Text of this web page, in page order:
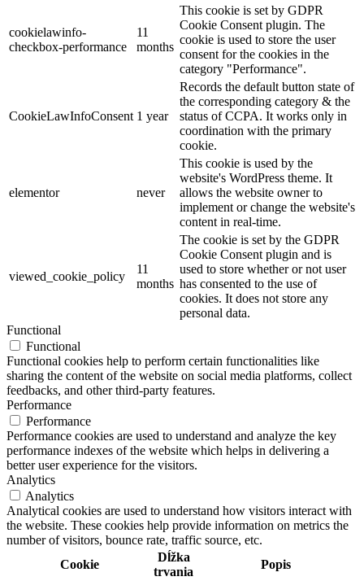
cookielawinfo-
checkbox-performance
11
months
This cookie is set by GDPR
Cookie Consent plugin. The
cookie is used to store the user
consent for the cookies in the
category "Performance".
CookieLawInfoConsent 1 year
Records the default button state of
the corresponding category & the
status of CCPA. It works only in
coordination with the primary
cookie.
elementor never
This cookie is used by the
website's WordPress theme. It
allows the website owner to
implement or change the website's
content in real-time.
viewed_cookie_policy
11
months
The cookie is set by the GDPR
Cookie Consent plugin and is
used to store whether or not user
has consented to the use of
cookies. It does not store any
personal data.
Functional
Functional
Functional cookies help to perform certain functionalities like
sharing the content of the website on social media platforms, collect
feedbacks, and other third-party features.
Performance
Performance
Performance cookies are used to understand and analyze the key
performance indexes of the website which helps in delivering a
better user experience for the visitors.
Analytics
Analytics
Analytical cookies are used to understand how visitors interact with
the website. These cookies help provide information on metrics the
number of visitors, bounce rate, traffic source, etc.
Cookie
Dĺžka
trvania
Popis